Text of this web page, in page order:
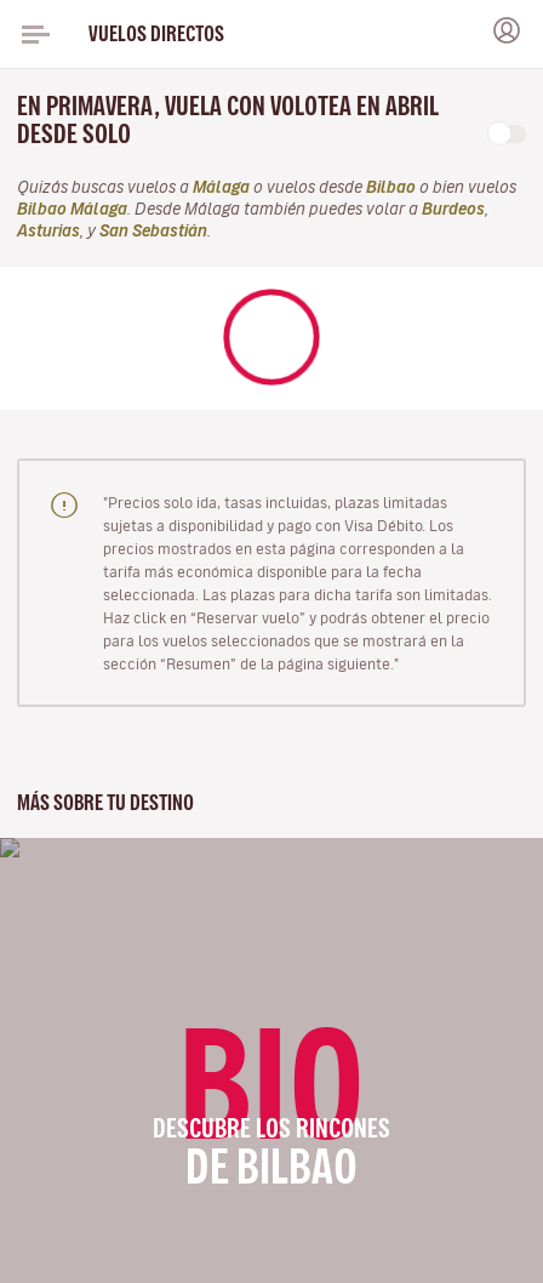
VUELOS DIRECTOS
EN PRIMAVERA, VUELA CON VOLOTEA EN ABRIL
DESDE SOLO
Quizás buscas vuelos a Málaga o vuelos desde Bilbao o bien vuelos
Bilbao Málaga . Desde Málaga también puedes volar a Burdeos
Asturias , y San Sebastián
"Precios solo ida, tasas incluidas, plazas limitadas
sujetas a disponibilidad y pago con Visa Débito. Los
precios mostrados en esta página corresponden a la
tarifa más económica disponible para la fecha
seleccionada. Las plazas para dicha tarifa son limitadas.
Haz click en “Reservar vuelo” y podrás obtener el precio
para los vuelos seleccionados que se mostrará en la
sección “Resumen” de la página siguiente."
MÁS SOBRE TU DESTINO
BIO
DESCUBRE LOS RINCONES
DE BILBAO